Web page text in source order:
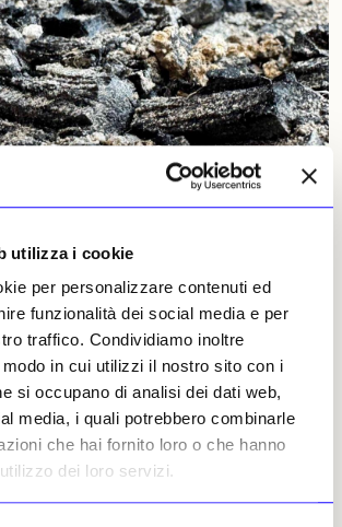
utilizza i cookie
per personalizzare contenuti ed
funzionalità dei social media e per
traffico. Condividiamo inoltre
in cui utilizzi il nostro sito con i
si occupano di analisi dei dati web,
media, i quali potrebbero combinarle
che hai fornito loro o che hanno
dei loro servizi.
travi carbonizzate dell’epoca
la conservazione per circa 2.600 anni
delle pareti che, fondendosi per
temperature, ha sigillato il legno
03 agosto 2026